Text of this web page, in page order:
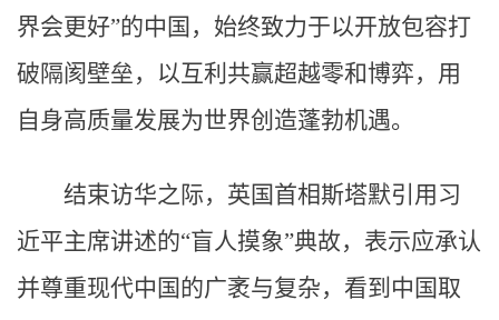
界会更好”的中国，始终致力于以开放包容打
破隔阂壁垒，以互利共赢超越零和博弈，用
自身高质量发展为世界创造蓬勃机遇。
结束访华之际，英国首相斯塔默引用习
近平主席讲述的“盲人摸象”典故，表示应承认
并尊重现代中国的广袤与复杂，看到中国取